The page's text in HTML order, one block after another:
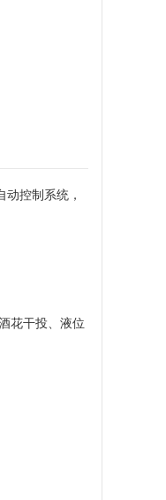
控制系统，
花干投、液位